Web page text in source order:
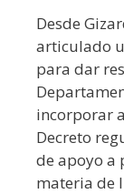
Desde
articulado
para dar
incorporar
Decreto
de apoyo a
materia de